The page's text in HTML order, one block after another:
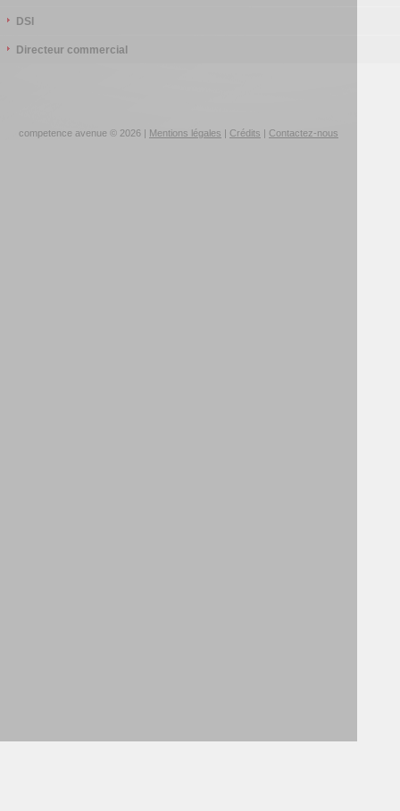
DSI
Directeur commercial
competence avenue © 2026 | Mentions légales Crédits Contactez-nous